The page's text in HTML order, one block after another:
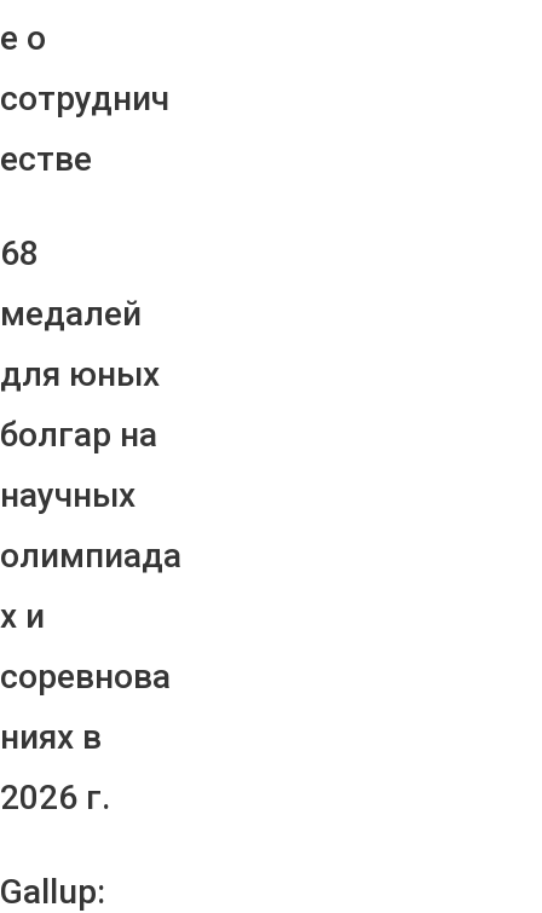
е о
сотруднич
естве
68
медалей
для юных
болгар на
научных
олимпиада
х и
соревнова
ниях в
2026 г.
Gallup: